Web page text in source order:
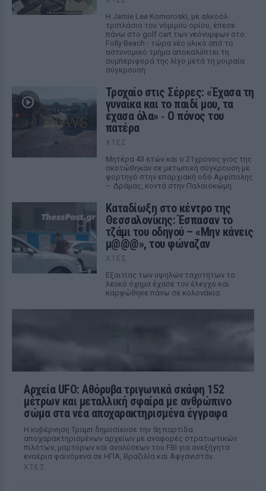
Η Jamie Lee Komoroski, με αλκοόλ
τριπλάσιο του νόμιμου ορίου, έπεσε
πάνω στο golf cart των νεόνυμφων στο
Folly Beach - τώρα νέο υλικό από το
αστυνομικό τμήμα αποκαλύπτει τη
συμπεριφορά της λίγο μετά τη μοιραία
σύγκρουση
Τροχαίο στις Σέρρες: «Έχασα τη
γυναίκα και το παιδί μου, τα
έχασα όλα» ‑ Ο πόνος του
πατέρα
ΧΤΕΣ
Μητέρα 43 ετών και ο 21χρονος γιος της
σκοτώθηκαν σε μετωπική σύγκρουση με
φορτηγό στην επαρχιακή οδό Αμφίπολης
– Δράμας, κοντά στην Παλαιοκώμη.
Καταδίωξη στο κέντρο της
Θεσσαλονίκης: Έσπασαν το
τζάμι του οδηγού – «Μην κάνεις
μ@@@», του φώναζαν
ΧΤΕΣ
Εξαιτίας των υψηλών ταχυτήτων το
λευκό όχημα έχασε τον έλεγχο και
καρφώθηκε πάνω σε κολονάκια.
Αρχεία UFO: Αθόρυβα τριγωνικά σκάφη 152
μέτρων και μεταλλική σφαίρα με ανθρώπινο
σώμα στα νέα αποχαρακτηρισμένα έγγραφα
Η κυβέρνηση Τραμπ δημοσίευσε την 5η παρτίδα
αποχαρακτηρισμένων αρχείων με αναφορές στρατιωτικών
πιλότων, μαρτύρων και αναλύσεων του FBI για ανεξήγητα
εναέρια φαινόμενα σε ΗΠΑ, Βραζιλία και Αφγανιστάν.
ΧΤΕΣ